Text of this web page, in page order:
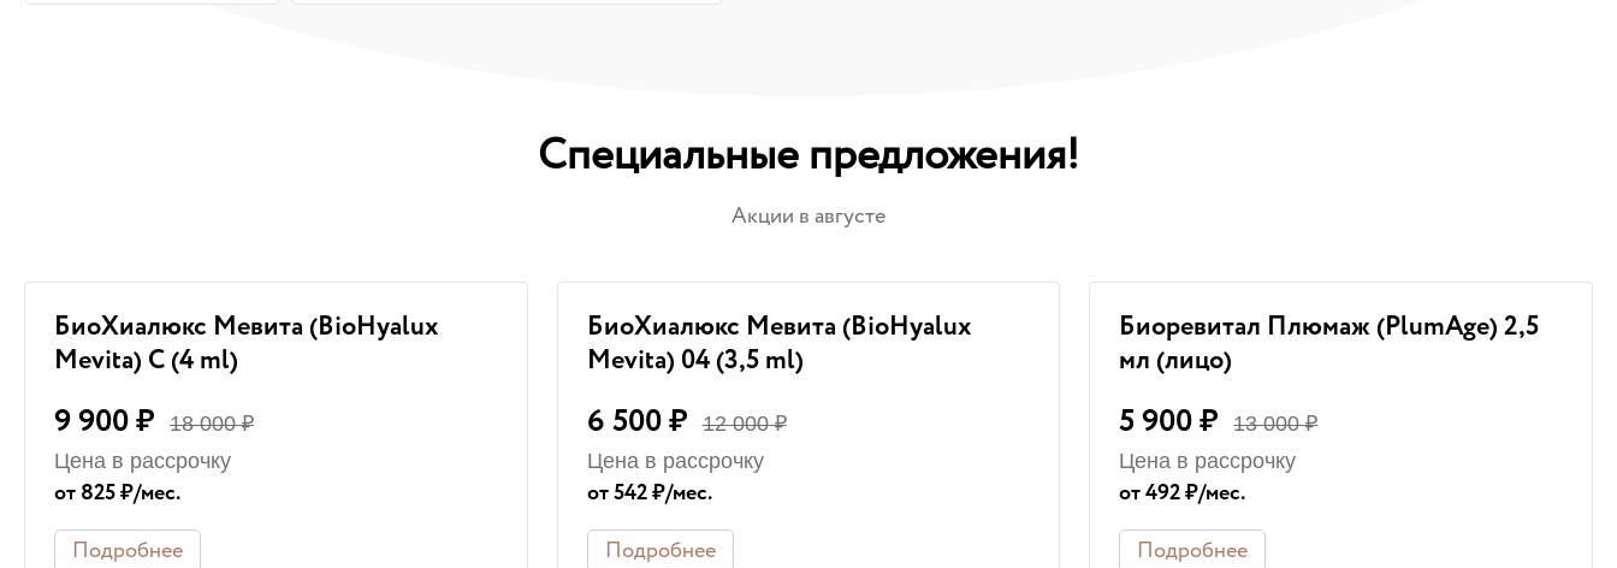
Специальные предложения!
Акции в августе
БиоХиалюкс Мевита (BioHyalux
Mevita) C (4 ml)
9 900 ₽
18 000 ₽
Цена в рассрочку
от 825 ₽/мес.
Подробнее
БиоХиалюкс Мевита (BioHyalux
Mevita) 04 (3,5 ml)
6 500 ₽
12 000 ₽
Цена в рассрочку
от 542 ₽/мес.
Подробнее
Биоревитал Плюмаж (PlumAge) 2,5
мл (лицо)
5 900 ₽
13 000 ₽
Цена в рассрочку
от 492 ₽/мес.
Подробнее